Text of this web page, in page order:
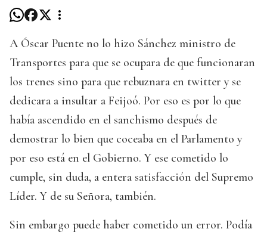
A Óscar Puente no lo hizo Sánchez ministro de
Transportes para que se ocupara de que funcionaran
los trenes sino para que rebuznara en twitter y se
dedicara a insultar a Feijoó. Por eso es por lo que
había ascendido en el sanchismo después de
demostrar lo bien que coceaba en el Parlamento y
por eso está en el Gobierno. Y ese cometido lo
cumple, sin duda, a entera satisfacción del Supremo
Líder. Y de su Señora, también.
Sin embargo puede haber cometido un error. Podía